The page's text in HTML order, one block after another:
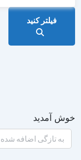
فیلتر کنید
خوش آمدید